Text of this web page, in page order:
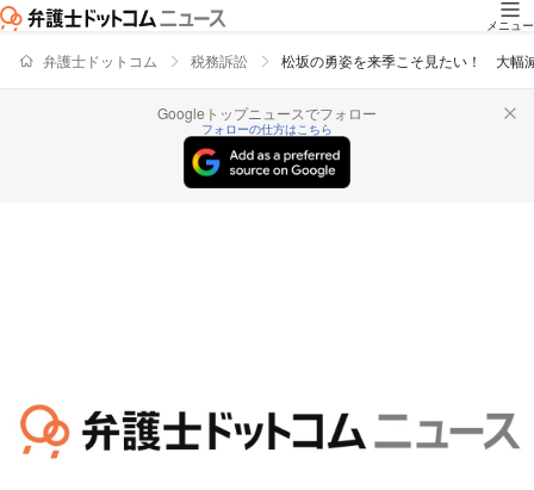
メニュー
弁護士ドットコム 税務訴訟 松坂の勇姿を来季こそ見たい！ 大幅
Googleトップニュースでフォロー
フォローの仕方はこちら